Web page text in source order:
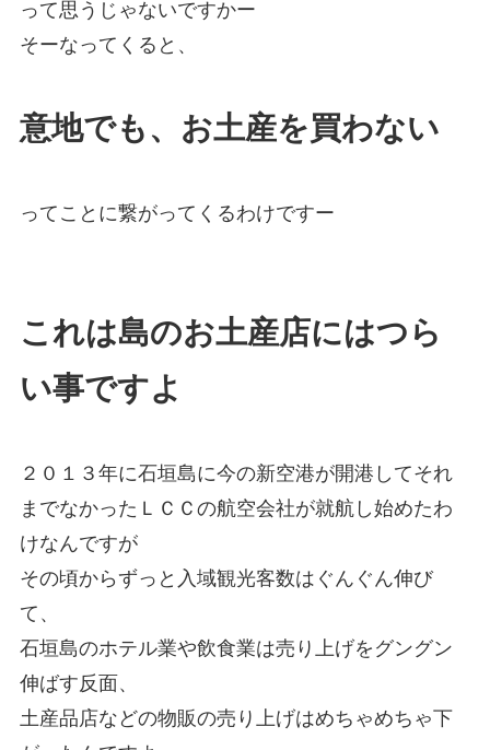
って思うじゃないですかー
そーなってくると、
意地でも、お土産を買わない
ってことに繋がってくるわけですー
これは島のお土産店にはつら
い事ですよ
２０１３年に石垣島に今の新空港が開港してそれ
までなかったＬＣＣの航空会社が就航し始めたわ
けなんですが
その頃からずっと入域観光客数はぐんぐん伸び
て、
石垣島のホテル業や飲食業は売り上げをグングン
伸ばす反面、
土産品店などの物販の売り上げはめちゃめちゃ下